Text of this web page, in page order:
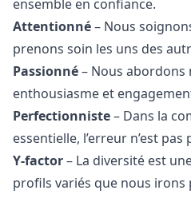
ensemble en confiance.
Attentionné– Nous
prenons soin les uns des
Passionné– Nous abordons
enthousiasme et
Perfectionniste– Dans la
essentielle, l’erreur n’est pas
Y-factor– La diversité est
profils variés que nous irons